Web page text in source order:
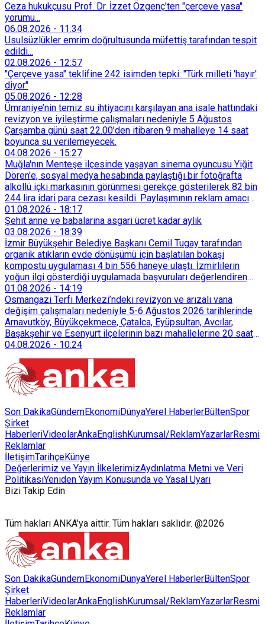
Ceza hukukçusu Prof. Dr. İzzet Özgenç'ten "çerçeve yasa"
yorumu...
06.08.2026 - 11:34
Usulsüzlükler emrim doğrultusunda müfettiş tarafından tespit
edildi...
02.08.2026 - 12:57
"Çerçeve yasa" teklifine 242 isimden tepki: "Türk milleti 'hayır'
diyor"
05.08.2026 - 12:28
Ümraniye’nin temiz su ihtiyacını karşılayan ana isale hattındaki
revizyon ve iyileştirme çalışmaları nedeniyle 5 Ağustos
Çarşamba günü saat 22.00’den itibaren 9 mahalleye 14 saat
boyunca su verilemeyecek.
04.08.2026 - 15:27
Muğla'nın Menteşe ilçesinde yaşayan sinema oyuncusu Yiğit
Dören'e, sosyal medya hesabında paylaştığı bir fotoğrafta
alkollü içki markasının görünmesi gerekçe gösterilerek 82 bin
244 lira idari para cezası kesildi. Paylaşımının reklam amacı
taşımadığını savunan Dören, cezanın iptali için yargıya
başvurdu.
01.08.2026 - 18:17
Şehit anne ve babalarına asgari ücret kadar aylık
03.08.2026 - 18:39
İzmir Büyükşehir Belediye Başkanı Cemil Tugay tarafından
organik atıkların evde dönüşümü için başlatılan bokaşi
kompostu uygulaması 4 bin 556 haneye ulaştı. İzmirlilerin
yoğun ilgi gösterdiği uygulamada başvuruları değerlendiren
Tarımsal Hizmetler Dairesi Başkanlığı, farklı ilçelerde toplam
128 bokaşi kompost eğitimi düzenleyerek İzmirlileri
sürdürülebilir atık yönetimi sistemine dahil etti.
01.08.2026 - 14:19
Osmangazi Terfi Merkezi’ndeki revizyon ve arızalı vana
değişim çalışmaları nedeniyle 5-6 Ağustos 2026 tarihlerinde
Arnavutköy, Büyükçekmece, Çatalca, Eyüpsultan, Avcılar,
Başakşehir ve Esenyurt ilçelerinin bazı mahallelerine 20 saat
süreyle su verilemeyecek.
04.08.2026 - 10:24
Son DakikaGündemEkonomiDünyaYerel HaberlerBültenSpor
Şirket
HaberleriVideolarAnkaEnglishKurumsal/ReklamYazarlarResmi
Reklamlar
İletişimTarihçeKünye
Değerlerimiz ve Yayın İlkelerimizAydınlatma Metni ve Veri
PolitikasıYeniden Yayım Konusunda ve Yasal Uyarı
Bizi Takip Edin
Tüm hakları ANKA'ya aittir. Tüm hakları saklıdır. @2026
Son DakikaGündemEkonomiDünyaYerel HaberlerBültenSpor
Şirket
HaberleriVideolarAnkaEnglishKurumsal/ReklamYazarlarResmi
Reklamlar